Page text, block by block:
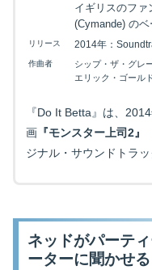
イギリスのファ
(Cymande) のベ
リリース 2014年：
作曲者
シップ・ザ・グレ
エリック・ゴール
『Do It Betta』は、
画『モンスター上司2』
ジナル・サウンドトラッ
ネッドがパーテ
ーターに聞かせ